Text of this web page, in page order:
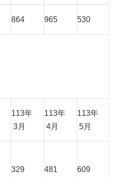
864 965 530
113年
3月
113年
4月
113年
5月
329 481 609